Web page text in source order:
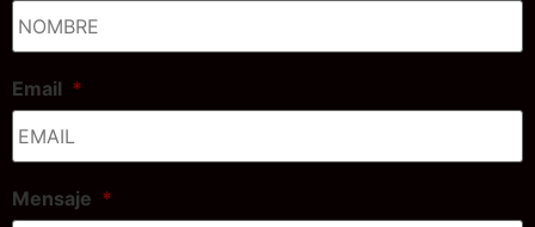
Email *
Mensaje *